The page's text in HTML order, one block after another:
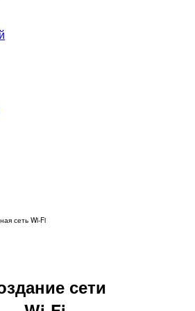
сеть Wi-Fi
сети